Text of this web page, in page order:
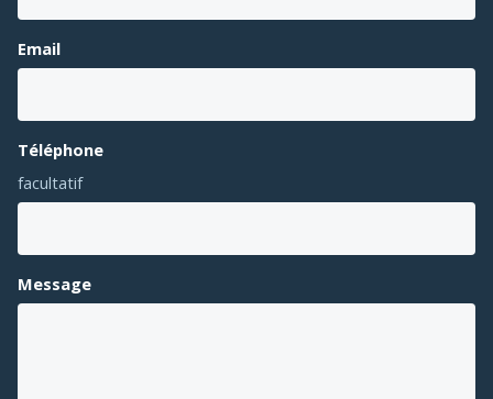
Email
Téléphone
facultatif
Message